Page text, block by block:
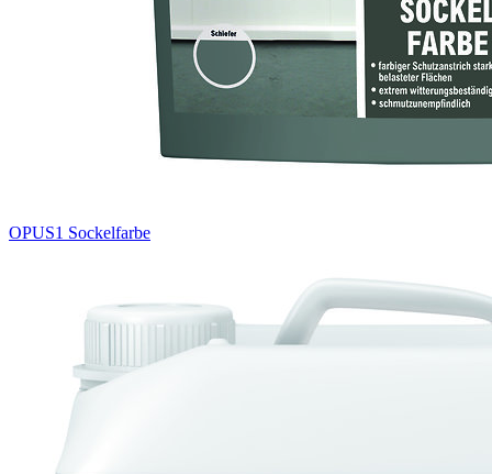
OPUS1 Sockelfarbe